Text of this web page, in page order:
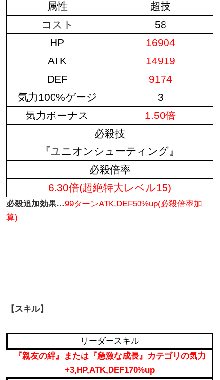
属性
超技
コスト
58
HP
16904
ATK
14919
DEF
9174
気力100%ゲージ
3
気力ボーナス
1.50倍
必殺技
『ユニオンシューティング』
必殺倍率
6.30倍(超絶特大レベル15)
必殺追加効果…99ターンATK,DEF50%up(必殺倍率加
算)
【スキル】
リーダースキル
『親友の絆』または『急激な成長』カテゴリの気力
+3,HP,ATK,DEF170%up